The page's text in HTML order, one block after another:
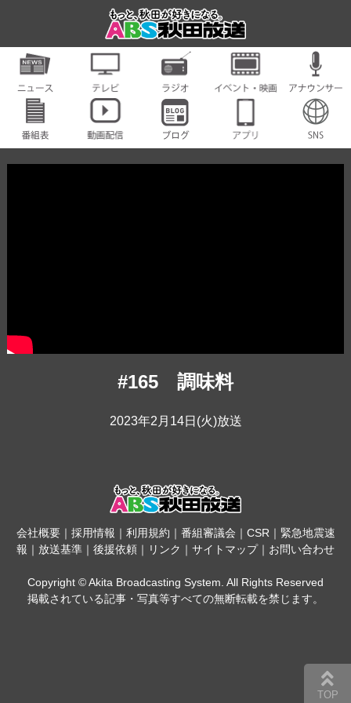
#165 調味料
2023年2月14日(火)放送
会社概要｜ 採用情報 ｜ 利用規約 ｜ 番組審議会 ｜ CSR ｜ 緊急地震速
報 ｜ 放送基準 ｜ 後援依頼 ｜ リンク ｜ サイトマップ｜ お問い合わせ
Copyright © Akita Broadcasting System. All Rights Reserved
掲載されている記事・写真等すべての無断転載を禁じます。